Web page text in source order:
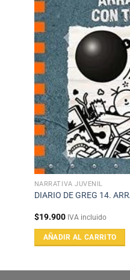
NARRATIVA JUVENIL
DIARIO DE GREG 14.
$19.900 IVA incluido
AÑADIR AL CARRITO